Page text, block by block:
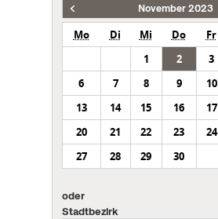
November 2023
Mo Di Mi Do Fr
1
2 3
6
7 8 9 10
13
14 15 16 17
20
21 22 23 24
27
28 29 30
oder
Stadtbezirk